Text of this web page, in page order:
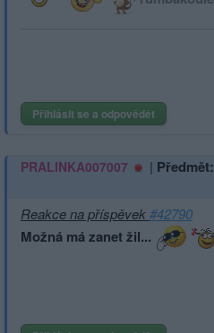
Přihlásit se a odpovědět
PRALINKA007007 | Předmět:
Reakce na příspěvek#42790
Možná má zanet žil...